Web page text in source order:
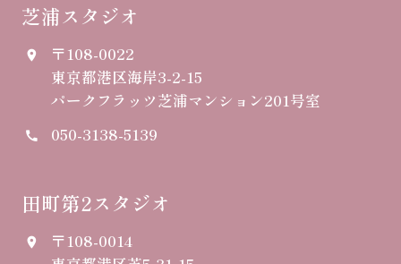
芝浦スタジオ
place
〒108-0022
東京都港区海岸3-2-15
パークフラッツ芝浦マンション201号室
call 050-3138-5139
田町第2スタジオ
place
〒108-0014